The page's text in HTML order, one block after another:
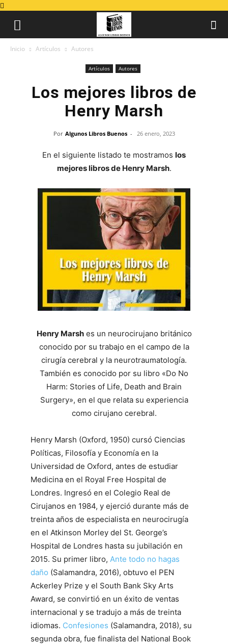
Inicio Artículos Autores
Artículos Autores
Los mejores libros de
Henry Marsh
Por Algunos Libros Buenos - 26 enero, 2023
En el siguiente listado te mostramos los
mejores libros de Henry Marsh.
Henry Marshes un neurocirujano británico
conocido por su trabajo en el campo de la
cirugía cerebral y la neurotraumatología.
También es conocido por su libro «Do No
Harm: Stories of Life, Death and Brain
Surgery», en el que relata su experiencia
como cirujano cerebral.
Henry Marsh (Oxford, 1950) cursó Ciencias
Políticas, Filosofía y Economía en la
Universidad de Oxford, antes de estudiar
Medicina en el Royal Free Hospital de
Londres. Ingresó en el Colegio Real de
Cirujanos en 1984, y ejerció durante más de
treinta años de especialista en neurocirugía
en el Atkinson Morley del St. George’s
Hospital de Londres hasta su jubilación en
2015. Su primer libro, Ante todo no hagas
daño (Salamandra, 2016), obtuvo el PEN
Ackerley Prize y el South Bank Sky Arts
Award, se convirtió en un éxito de ventas
internacional y se tradujo a más de treinta
idiomas. Confesiones (Salamandra, 2018), su
segunda obra, fue finalista del National Book